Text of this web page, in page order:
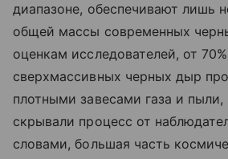
диапазоне, обеспечивают лишь
общей массы современных
оценкам исследователей, от
сверхмассивных черных дыр
плотными завесами газа и
скрывали процесс от
словами, большая часть